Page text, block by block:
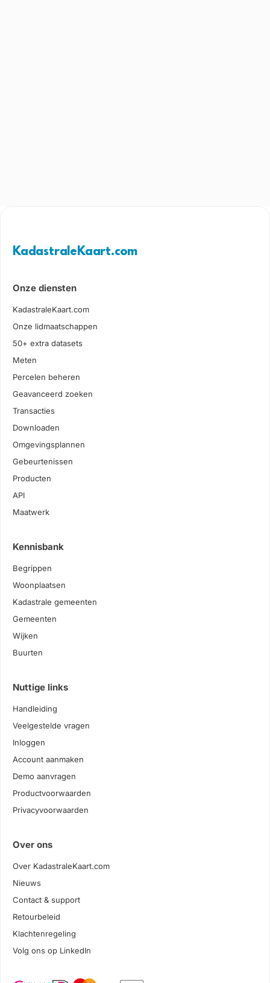
KadastraleKaart.com
Onze diensten
KadastraleKaart.com
Onze lidmaatschappen
50+ extra datasets
Meten
Percelen beheren
Geavanceerd zoeken
Transacties
Downloaden
Omgevingsplannen
Gebeurtenissen
Producten
API
Maatwerk
Kennisbank
Begrippen
Woonplaatsen
Kadastrale gemeenten
Gemeenten
Wijken
Buurten
Nuttige links
Handleiding
Veelgestelde vragen
Inloggen
Account aanmaken
Demo aanvragen
Productvoorwaarden
Privacyvoorwaarden
Over ons
Over KadastraleKaart.com
Nieuws
Contact & support
Retourbeleid
Klachtenregeling
Volg ons op LinkedIn